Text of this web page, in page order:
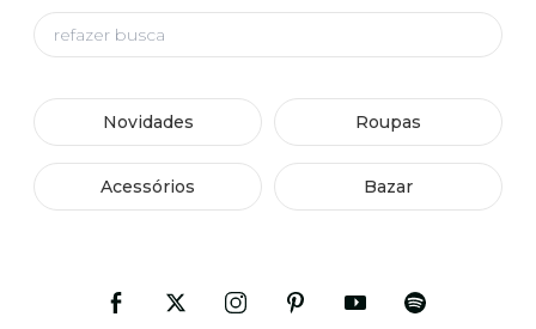
Novidades Roupas
Acessórios Bazar